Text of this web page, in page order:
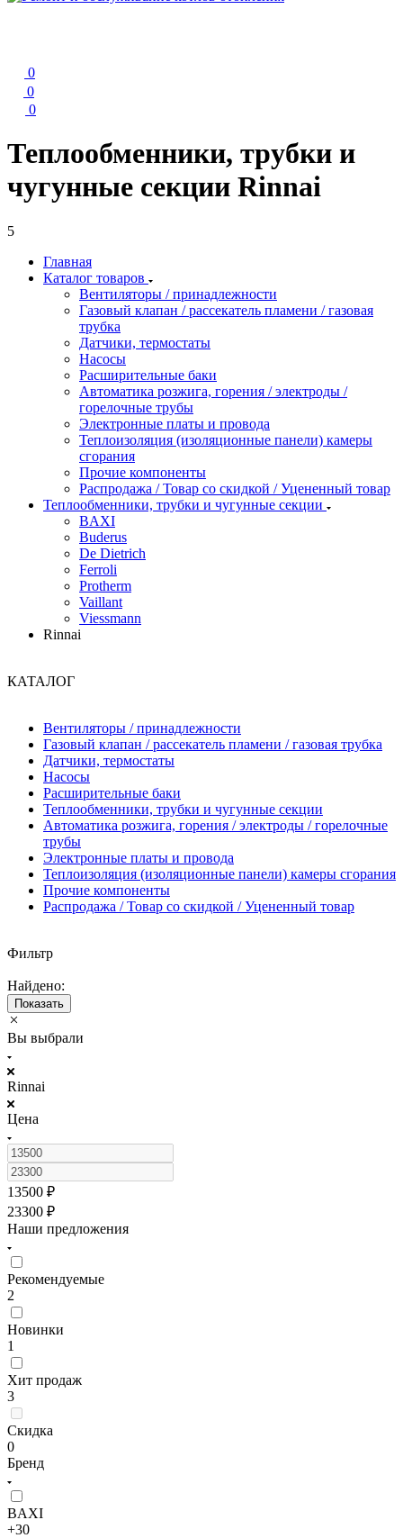
0
0
0
Теплообменники, трубки и
чугунные секции Rinnai
5
Главная
Каталог товаров
Вентиляторы / принадлежности
Газовый клапан / рассекатель пламени / газовая
трубка
Датчики, термостаты
Насосы
Расширительные баки
Автоматика розжига, горения / электроды /
горелочные трубы
Электронные платы и провода
Теплоизоляция (изоляционные панели) камеры
сгорания
Прочие компоненты
Распродажа / Товар со скидкой / Уцененный товар
Теплообменники, трубки и чугунные секции
BAXI
Buderus
De Dietrich
Ferroli
Protherm
Vaillant
Viessmann
Rinnai
КАТАЛОГ
Вентиляторы / принадлежности
Газовый клапан / рассекатель пламени / газовая трубка
Датчики, термостаты
Насосы
Расширительные баки
Теплообменники, трубки и чугунные секции
Автоматика розжига, горения / электроды / горелочные
трубы
Электронные платы и провода
Теплоизоляция (изоляционные панели) камеры сгорания
Прочие компоненты
Распродажа / Товар со скидкой / Уцененный товар
Фильтр
Найдено:
Показать
Вы выбрали
Rinnai
Цена
13500 ₽
23300 ₽
Наши предложения
Рекомендуемые
2
Новинки
1
Хит продаж
3
Скидка
0
Бренд
BAXI
+30